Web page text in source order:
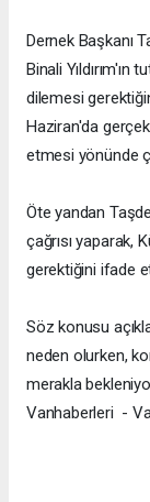
Dernek Başkanı
Binali
dilemesi
Haziran'da
etmesi yönünde
Öte yandan
çağrısı yaparak,
gerektiğini ifade
Söz konusu
neden olurken,
merakla
Vanhaberleri -